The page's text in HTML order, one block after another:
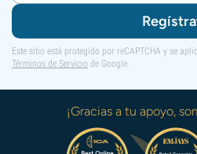
Este sitio está protegido por reCAPTCHA y se
Términos de Servicio de Google.
¡Gracias a tu apoyo,